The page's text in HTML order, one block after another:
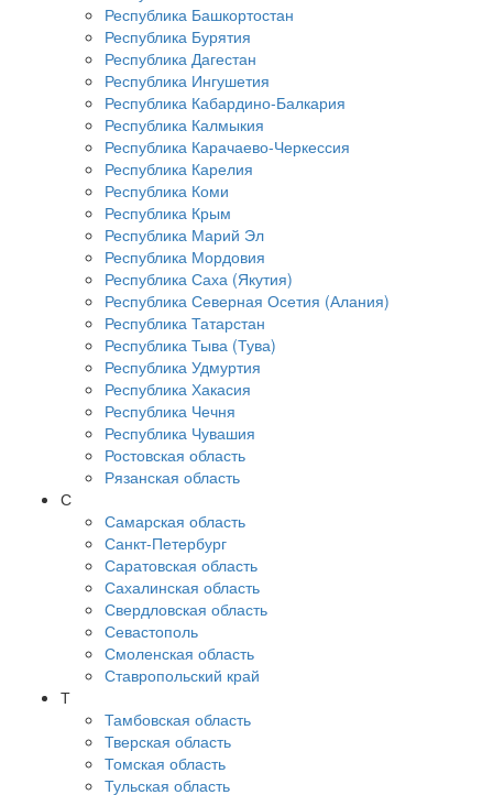
Республика Башкортостан
Республика Бурятия
Республика Дагестан
Республика Ингушетия
Республика Кабардино-Балкария
Республика Калмыкия
Республика Карачаево-Черкессия
Республика Карелия
Республика Коми
Республика Крым
Республика Марий Эл
Республика Мордовия
Республика Саха (Якутия)
Республика Северная Осетия (Алания)
Республика Татарстан
Республика Тыва (Тува)
Республика Удмуртия
Республика Хакасия
Республика Чечня
Республика Чувашия
Ростовская область
Рязанская область
С
Самарская область
Санкт-Петербург
Саратовская область
Сахалинская область
Свердловская область
Севастополь
Смоленская область
Ставропольский край
Т
Тамбовская область
Тверская область
Томская область
Тульская область